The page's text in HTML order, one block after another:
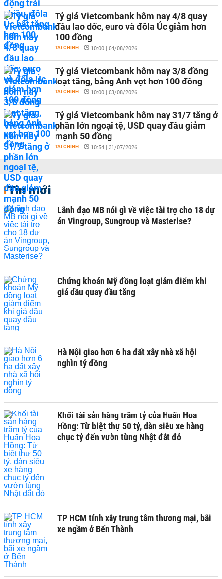
Tỷ giá Vietcombank hôm nay 4/8 quay
đầu lao dốc, euro và đôla Úc giảm hơn
100 đồng
TÀI CHÍNH - 10:00 | 04/08/2026
Tỷ giá Vietcombank hôm nay 3/8 đồng
loạt tăng, bảng Anh vọt hơn 100 đồng
TÀI CHÍNH - 10:00 | 03/08/2026
Tỷ giá Vietcombank hôm nay 31/7 tăng ở
phần lớn ngoại tệ, USD quay đầu giảm
mạnh 50 đồng
TÀI CHÍNH - 10:54 | 31/07/2026
Tin mới
Lãnh đạo MB nói gì về việc tài trợ cho 18 dự
án Vingroup, Sungroup và Masterise?
Chứng khoán Mỹ đồng loạt giảm điểm khi
giá dầu quay đầu tăng
Hà Nội giao hơn 6 ha đất xây nhà xã hội
nghìn tỷ đồng
Khối tài sản hàng trăm tỷ của Huấn Hoa
Hồng: Từ biệt thự 50 tỷ, dàn siêu xe hàng
chục tỷ đến vườn tùng Nhật đắt đỏ
TP HCM tính xây trung tâm thương mại, bãi
xe ngầm ở Bến Thành